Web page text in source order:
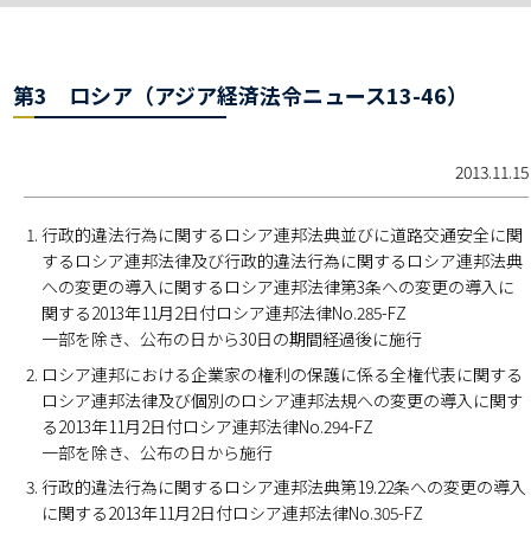
第3 ロシア（アジア経済法令ニュース13-46）
2013.11.15
行政的違法行為に関するロシア連邦法典並びに道路交通安全に関
するロシア連邦法律及び行政的違法行為に関するロシア連邦法典
への変更の導入に関するロシア連邦法律第3条への変更の導入に
関する2013年11月2日付ロシア連邦法律No.285-FZ
一部を除き、公布の日から30日の期間経過後に施行
ロシア連邦における企業家の権利の保護に係る全権代表に関する
ロシア連邦法律及び個別のロシア連邦法規への変更の導入に関す
る2013年11月2日付ロシア連邦法律No.294-FZ
一部を除き、公布の日から施行
行政的違法行為に関するロシア連邦法典第19.22条への変更の導入
に関する2013年11月2日付ロシア連邦法律No.305-FZ